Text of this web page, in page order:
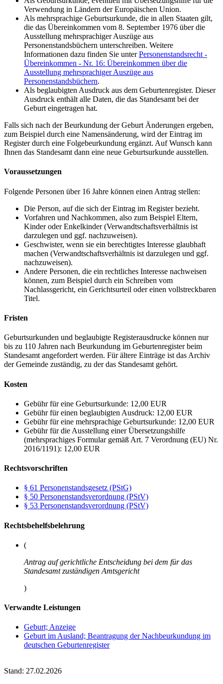
Verwendung in Ländern der Europäischen Union.
Als mehrsprachige Geburtsurkunde, die in allen Staaten gilt,
die das Übereinkommen vom 8. September 1976 über die
Ausstellung mehrsprachiger Auszüge aus
Personenstandsbüchern unterschreiben. Weitere
Informationen dazu finden Sie unterPersonenstandsrecht -
Übereinkommen - Nr. 16: Übereinkommen über die
Ausstellung mehrsprachiger Auszüge aus
Personenstandsbüchern.
Als beglaubigten Ausdruck aus dem Geburtenregister. Dieser
Ausdruck enthält alle Daten, die das Standesamt bei der
Geburt eingetragen hat.
Falls sich nach der Beurkundung der Geburt Änderungen ergeben,
zum Beispiel durch eine Namensänderung, wird der Eintrag im
Register durch eine Folgebeurkundung ergänzt. Auf Wunsch kann
Ihnen das Standesamt dann eine neue Geburtsurkunde ausstellen.
Voraussetzungen
Folgende Personen über 16 Jahre können einen Antrag stellen:
Die Person, auf die sich der Eintrag im Register bezieht.
Vorfahren und Nachkommen, also zum Beispiel Eltern,
Kinder oder Enkelkinder (Verwandtschaftsverhältnis ist
darzulegen und ggf. nachzuweisen).
Geschwister, wenn sie ein berechtigtes Interesse glaubhaft
machen (Verwandtschaftsverhältnis ist darzulegen und ggf.
nachzuweisen).
Andere Personen, die ein rechtliches Interesse nachweisen
können, zum Beispiel durch ein Schreiben vom
Nachlassgericht, ein Gerichtsurteil oder einen vollstreckbaren
Titel.
Fristen
Geburtsurkunden und beglaubigte Registerausdrucke können nur
bis zu 110 Jahren nach Beurkundung im Geburtenregister beim
Standesamt angefordert werden. Für ältere Einträge ist das Archiv
der Gemeinde zuständig, zu der das Standesamt gehört.
Kosten
Gebühr für eine Geburtsurkunde: 12,00 EUR
Gebühr für einen beglaubigten Ausdruck: 12,00 EUR
Gebühr für eine mehrsprachige Geburtsurkunde: 12,00 EUR
Gebühr für die Ausstellung einer Übersetzungshilfe
(mehrsprachiges Formular gemäß Art. 7 Verordnung (EU) Nr.
2016/1191): 12,00 EUR
Rechtsvorschriften
§ 61 Personenstandsgesetz (PStG)
§ 50 Personenstandsverordnung (PStV)
§ 53 Personenstandsverordnung (PStV)
Rechtsbehelfsbelehrung
(
Antrag auf gerichtliche Entscheidung bei dem für das
Standesamt zuständigen Amtsgericht
)
Verwandte Leistungen
Geburt; Anzeige
Geburt im Ausland; Beantragung der Nachbeurkundung im
deutschen Geburtenregister
Stand: 27.02.2026